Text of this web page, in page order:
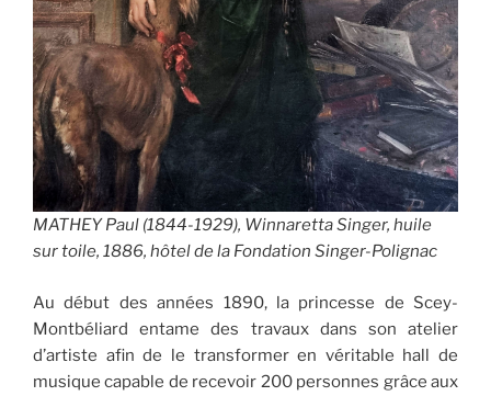
MATHEY Paul (1844-1929), Winnaretta Singer, huile
sur toile, 1886, hôtel de la Fondation Singer-Polignac
Au début des années 1890, la princesse de Scey-
Montbéliard entame des travaux dans son atelier
d’artiste afin de le transformer en véritable hall de
musique capable de recevoir 200 personnes grâce aux